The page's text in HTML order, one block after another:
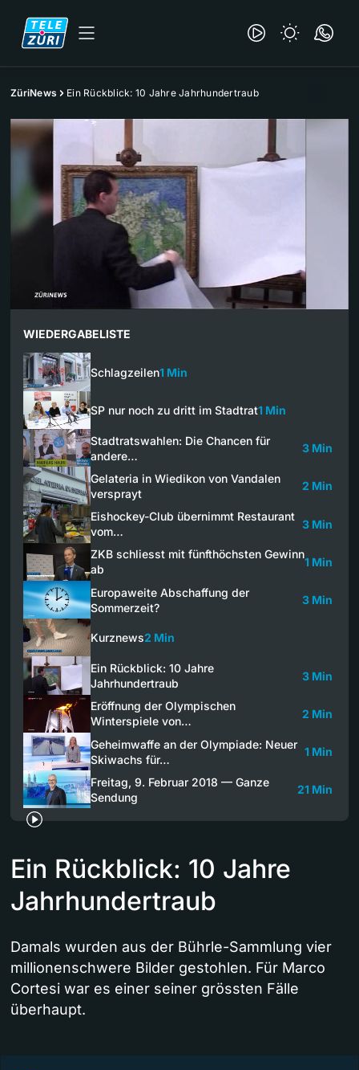
ZüriNews Ein Rückblick: 10 Jahre Jahrhundertraub
WIEDERGABELISTE
Schlagzeilen1 Min
SP nur noch zu dritt im Stadtrat1 Min
Stadtratswahlen: Die Chancen für
andere…
3 Min
Gelateria in Wiedikon von Vandalen
versprayt
2 Min
Eishockey-Club übernimmt Restaurant
vom…
3 Min
ZKB schliesst mit fünfthöchsten Gewinn
ab
1 Min
Europaweite Abschaffung der
Sommerzeit?
3 Min
Kurznews2 Min
Ein Rückblick: 10 Jahre
Jahrhundertraub
3 Min
Eröffnung der Olympischen
Winterspiele von…
2 Min
Geheimwaffe an der Olympiade: Neuer
Skiwachs für…
1 Min
Freitag, 9. Februar 2018 — Ganze
Sendung
21 Min
Ein Rückblick: 10 Jahre
Jahrhundertraub
Damals wurden aus der Bührle-Sammlung vier
millionenschwere Bilder gestohlen. Für Marco
Cortesi war es einer seiner grössten Fälle
überhaupt.